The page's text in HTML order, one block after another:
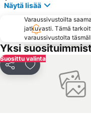
Näytä lisää
Varaussivustoilta
jatkuvasti. Tämä
varaussivustolta
Yksi
Suosittu valinta
Jaa Lisää